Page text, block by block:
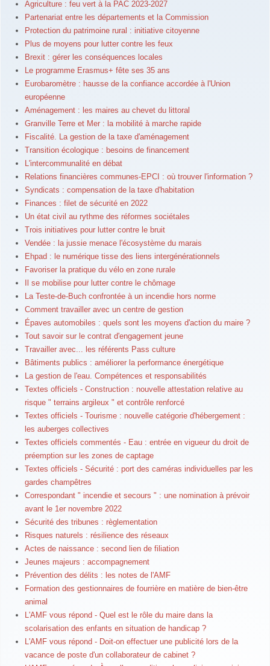
Agriculture : feu vert à la PAC 2023-2027
Partenariat entre les départements et la Commission
Protection du patrimoine rural : initiative citoyenne
Plus de moyens pour lutter contre les feux
Brexit : gérer les conséquences locales
Le programme Erasmus+ fête ses 35 ans
Eurobaromètre : hausse de la confiance accordée à l'Union
européenne
Aménagement : les maires au chevet du littoral
Granville Terre et Mer : la mobilité à marche rapide
Fiscalité. La gestion de la taxe d'aménagement
Transition écologique : besoins de financement
L'intercommunalité en débat
Relations financières communes-EPCI : où trouver l'information ?
Syndicats : compensation de la taxe d'habitation
Finances : filet de sécurité en 2022
Un état civil au rythme des réformes sociétales
Trois initiatives pour lutter contre le bruit
Vendée : la jussie menace l'écosystème du marais
Ehpad : le numérique tisse des liens intergénérationnels
Favoriser la pratique du vélo en zone rurale
Il se mobilise pour lutter contre le chômage
La Teste-de-Buch confrontée à un incendie hors norme
Comment travailler avec un centre de gestion
Épaves automobiles : quels sont les moyens d'action du maire ?
Tout savoir sur le contrat d'engagement jeune
Travailler avec... les référents Pass culture
Bâtiments publics : améliorer la performance énergétique
La gestion de l'eau. Compétences et responsabilités
Textes officiels - Construction : nouvelle attestation relative au
risque " terrains argileux " et contrôle renforcé
Textes officiels - Tourisme : nouvelle catégorie d'hébergement :
les auberges collectives
Textes officiels commentés - Eau : entrée en vigueur du droit de
préemption sur les zones de captage
Textes officiels - Sécurité : port des caméras individuelles par les
gardes champêtres
Correspondant " incendie et secours " : une nomination à prévoir
avant le 1er novembre 2022
Sécurité des tribunes : règlementation
Risques naturels : résilience des réseaux
Actes de naissance : second lien de filiation
Jeunes majeurs : accompagnement
Prévention des délits : les notes de l'AMF
Formation des gestionnaires de fourrière en matière de bien-être
animal
L'AMF vous répond - Quel est le rôle du maire dans la
scolarisation des enfants en situation de handicap ?
L'AMF vous répond - Doit-on effectuer une publicité lors de la
vacance de poste d'un collaborateur de cabinet ?